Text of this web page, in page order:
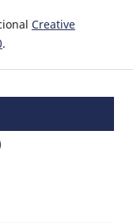
Creative
.